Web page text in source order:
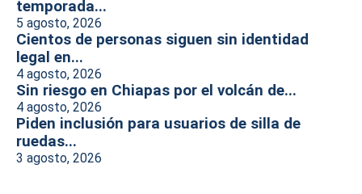
temporada...
5 agosto, 2026
Cientos de personas siguen sin identidad
legal en...
4 agosto, 2026
Sin riesgo en Chiapas por el volcán de...
4 agosto, 2026
Piden inclusión para usuarios de silla de
ruedas...
3 agosto, 2026